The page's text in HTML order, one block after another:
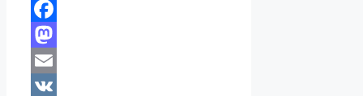
Facebook
Mastodon
Email